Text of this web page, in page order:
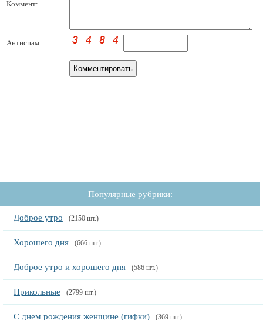
Коммент:
Антиспам:
Популярные рубрики:
Доброе утро (2150 шт.)
Хорошего дня (666 шт.)
Доброе утро и хорошего дня (586 шт.)
Прикольные (2799 шт.)
С днем рождения женщине (гифки) (369 шт.)